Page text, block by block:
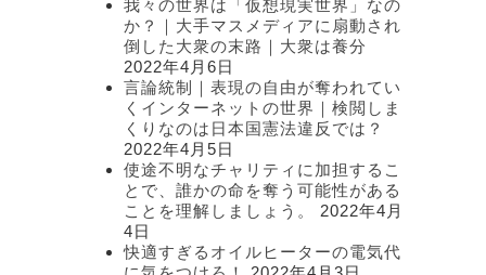
我々の世界は「仮想現実世界」なの
か？｜大手マスメディアに扇動され
倒した大衆の末路｜大衆は養分
2022年4月6日
言論統制｜表現の自由が奪われてい
くインターネットの世界｜検閲しま
くりなのは日本国憲法違反では？
2022年4月5日
使途不明なチャリティに加担するこ
とで、誰かの命を奪う可能性がある
ことを理解しましょう。
2022年4月
4日
快適すぎるオイルヒーターの電気代